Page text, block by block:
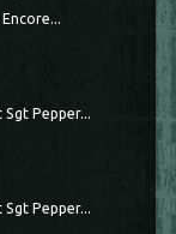
Pepper...
Pepper...